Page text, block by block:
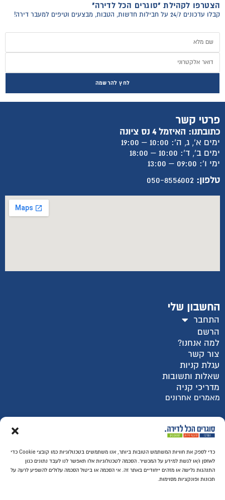
כדי לספק את חוויות המשתמש הטובות ביותר, אנו משתמשים בטכנולוגיות כמו קובצי Cookie כדי
לאחסן ו/או לגשת למידע על המכשיר. הסכמה לטכנולוגיות אלו תאפשר לנו לעבד נתונים כגון
התנהגות גלישה או מזהים ייחודיים באתר זה. אי הסכמה או ביטול הסכמה עלולים להשפיע לרעה על
תכונות ופונקציות מסוימות.
הצטרפו לקהילת "סוגרים הכל לדירה"
קבלו עדכונים 24/7 על חבילות חדשות, הטבות, מבצעים וטיפים למעבר דירה!
לחץ להרשמה
פרטי קשר
כתובתנו: האיזמל 4 נס ציונה
ימים א', ג, ה': 10:00 – 19:00
ימים ב', ד': 10:00 – 18:00
ימי ו': 09:00 – 13:00
טלפון: 050-8556002
החשבון שלי
התחבר
הרשם
למה אנחנו?
צור קשר
עגלת קניות
שאלות ותשובות
מדריכי קניה
מאמרים אחרונים
רכישה מאובטחת SSL